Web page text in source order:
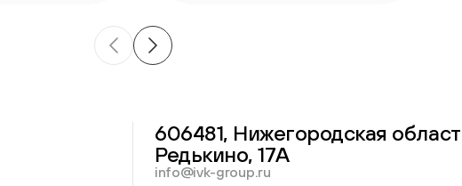
606481, Нижегородская
Редькино, 17А
info@ivk-group.ru